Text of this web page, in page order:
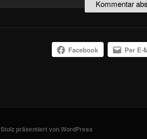
Facebook Per E-
Stolz präsentiert von WordPress